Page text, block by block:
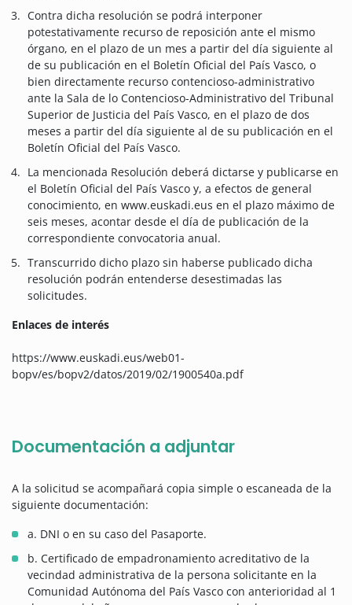
Contra dicha resolución se podrá interponer
potestativamente recurso de reposición ante el mismo
órgano, en el plazo de un mes a partir del día siguiente al
de su publicación en el Boletín Oficial del País Vasco, o
bien directamente recurso contencioso-administrativo
ante la Sala de lo Contencioso-Administrativo del Tribunal
Superior de Justicia del País Vasco, en el plazo de dos
meses a partir del día siguiente al de su publicación en el
Boletín Oficial del País Vasco.
La mencionada Resolución deberá dictarse y publicarse en
el Boletín Oficial del País Vasco y, a efectos de general
conocimiento, en www.euskadi.eus en el plazo máximo de
seis meses, acontar desde el día de publicación de la
correspondiente convocatoria anual.
Transcurrido dicho plazo sin haberse publicado dicha
resolución podrán entenderse desestimadas las
solicitudes.
Enlaces de interés
https://www.euskadi.eus/web01-
bopv/es/bopv2/datos/2019/02/1900540a.pdf
Documentación a adjuntar
A la solicitud se acompañará copia simple o escaneada de la
siguiente documentación:
a. DNI o en su caso del Pasaporte.
b. Certificado de empadronamiento acreditativo de la
vecindad administrativa de la persona solicitante en la
Comunidad Autónoma del País Vasco con anterioridad al 1